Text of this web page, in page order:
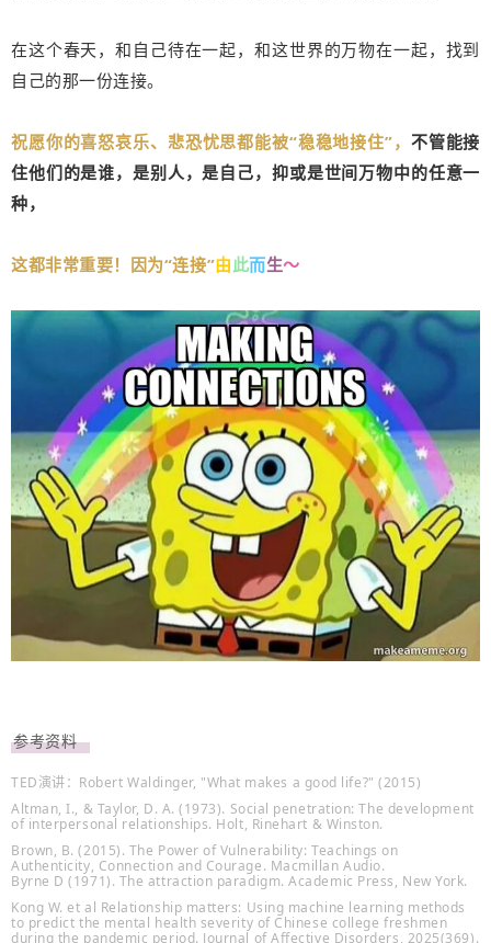
在这个春天，和自己待在一起，和这世界的万物在一起，找到
自己的那一份连接。
祝愿你的喜怒哀乐、悲恐忧思都能被“稳稳地接住”， 不管能接
住他们的是谁，是别人，是自己，抑或是世间万物中的任意一
种，
这都非常重要！因为“连接”由 此而生～
参考资料
TED演讲：Robert Waldinger, "What makes a good life?" (2015)
Altman, I., & Taylor, D. A. (1973). Social penetration: The development
of interpersonal relationships. Holt, Rinehart & Winston.
Brown, B. (2015). The Power of Vulnerability: Teachings on
Authenticity, Connection and Courage. Macmillan Audio.
Byrne D (1971). The attraction paradigm. Academic Press, New York.
Kong W. et al Relationship matters: Using machine learning methods
to predict the mental health severity of Chinese college freshmen
during the pandemic period. Journal of Affective Disorders, 2025(369).